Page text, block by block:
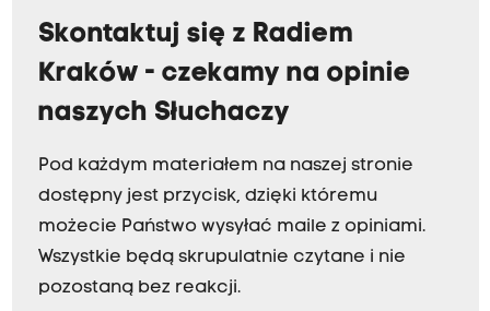
Skontaktuj się z Radiem
Kraków - czekamy na opinie
naszych Słuchaczy
Pod każdym materiałem na naszej stronie
dostępny jest przycisk, dzięki któremu
możecie Państwo wysyłać maile z opiniami.
Wszystkie będą skrupulatnie czytane i nie
pozostaną bez reakcji.